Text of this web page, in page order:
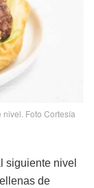
Foto Cortesía
siguiente nivel
de